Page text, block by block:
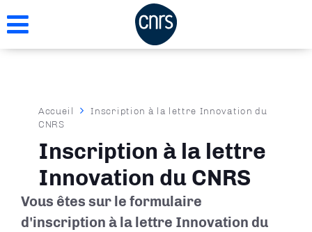
au
Fil
d'Ariane
Accueil
Inscription à la lettre Innovation du
CNRS
Inscription à la lettre
Innovation du CNRS
Vous êtes sur le formulaire
d'inscription à la lettre Innovation du